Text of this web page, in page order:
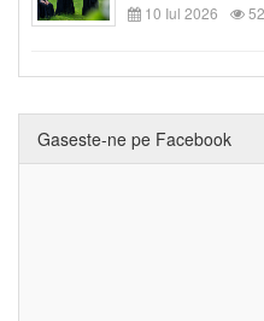
10 Iul 2026
Gaseste-ne pe Facebook